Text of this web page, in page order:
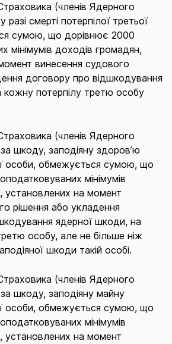
(членів Ядерного
смерті потерпілої третьої
сумою, що дорівнює 2000
мінімумів доходів громадян,
винесення судового
договору про відшкодування
потерпілу третю особу
(членів Ядерного
шкоду, заподіяну здоров’ю
особи, обмежується сумою, що
мінімумів
установлених на момент
рішення або укладення
ядерної шкоди, на
особу, але не більше ніж
шкоди такій особі.
(членів Ядерного
шкоду, заподіяну майну
особи, обмежується сумою, що
мінімумів
установлених на момент